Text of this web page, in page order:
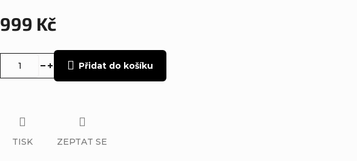
999 Kč
Přidat do košíku
TISK ZEPTAT SE